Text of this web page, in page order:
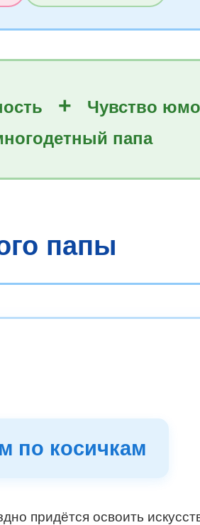
+ Чувство
папа
папы
по косичкам
придётся освоить